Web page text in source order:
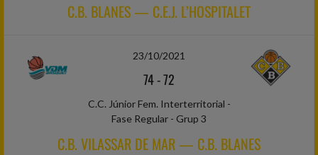
C.B. BLANES — C.E.J. L’HOSPITALET
23/10/2021
74-72
C.C. Júnior Fem. Interterritorial -
Fase Regular - Grup 3
C.B. VILASSAR DE MAR — C.B. BLANES